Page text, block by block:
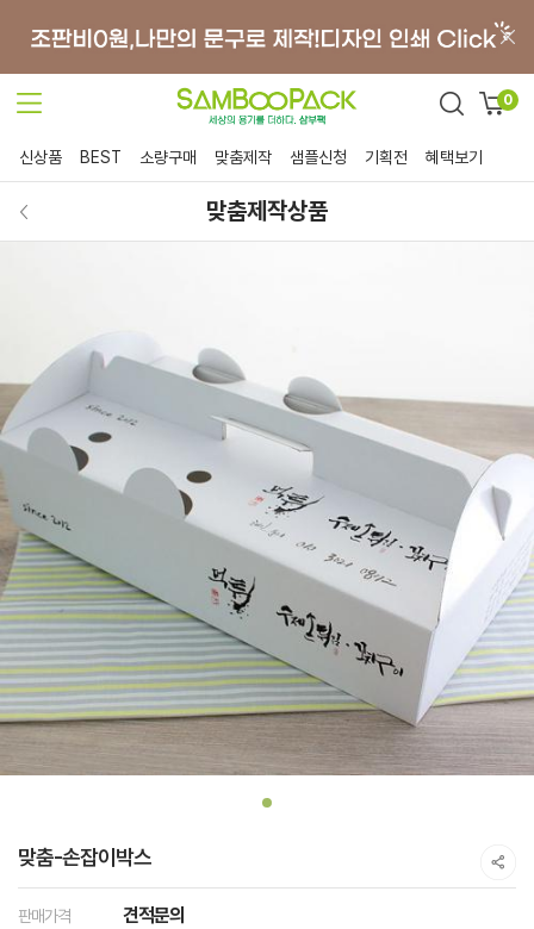
0
신상품 BEST 소량구매 맞춤제작 샘플신청 기획전 혜택보기
맞춤제작상품
맞춤-손잡이박스
판매가격 견적문의